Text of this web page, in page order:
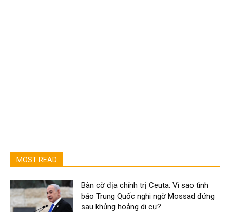
MOST READ
Bàn cờ địa chính trị Ceuta: Vì sao tình
báo Trung Quốc nghi ngờ Mossad đứng
sau khủng hoảng di cư?